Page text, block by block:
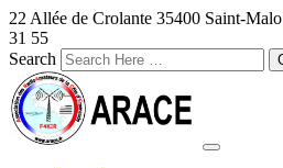
22 Allée de Crolante 35400 Saint-Malo
31 55
Search